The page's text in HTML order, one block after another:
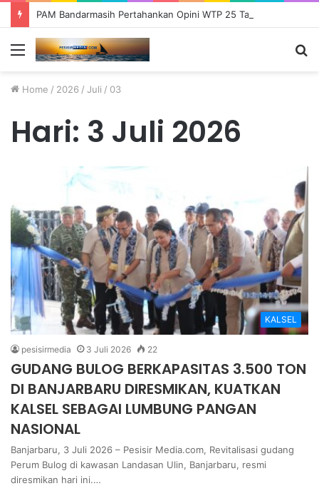
Menu
Home / 2026 / Juli / 03
Hari: 3 Juli 2026
KALSEL
pesisirmedia 3 Juli 2026 22
GUDANG BULOG BERKAPASITAS 3.500 TON
DI BANJARBARU DIRESMIKAN, KUATKAN
KALSEL SEBAGAI LUMBUNG PANGAN
NASIONAL
Banjarbaru, 3 Juli 2026 – Pesisir Media.com, Revitalisasi gudang
Perum Bulog di kawasan Landasan Ulin, Banjarbaru, resmi
diresmikan hari ini.…